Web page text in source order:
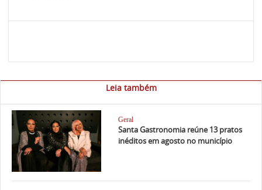
Leia também
Geral
Santa Gastronomia reúne 13 pratos
inéditos em agosto no município